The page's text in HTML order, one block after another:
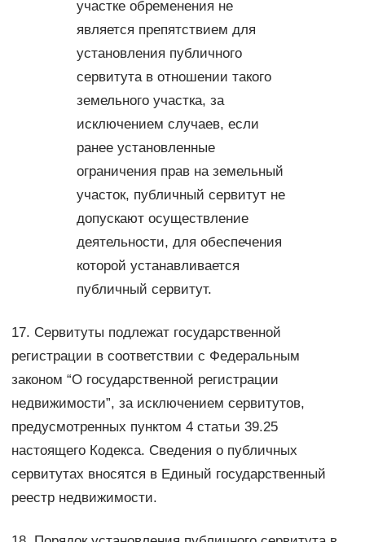
участке обременения не
является препятствием для
установления публичного
сервитута в отношении такого
земельного участка, за
исключением случаев, если
ранее установленные
ограничения прав на земельный
участок, публичный сервитут не
допускают осуществление
деятельности, для обеспечения
которой устанавливается
публичный сервитут.
17. Сервитуты подлежат государственной
регистрации в соответствии с Федеральным
законом “О государственной регистрации
недвижимости”, за исключением сервитутов,
предусмотренных пунктом 4 статьи 39.25
настоящего Кодекса. Сведения о публичных
сервитутах вносятся в Единый государственный
реестр недвижимости.